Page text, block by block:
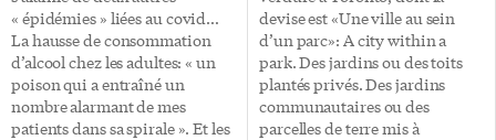
beaucoup changé depuis.
Karolyne Natasha […]
« épidémies » liées au covid…
La hausse de consommation
d’alcool chez les adultes: « un
poison qui a entraîné un
nombre alarmant de mes
patients dans sa spirale ». Et les
devise est «Une ville au sein
d’un parc»: A city within a
park. Des jardins ou des toits
plantés privés. Des jardins
communautaires ou des
parcelles de terre mis à